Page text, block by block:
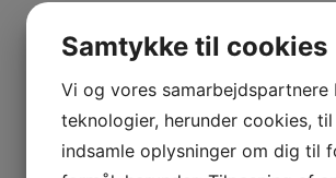
CARBO
Classic Blokke
Bullet Classic
Bullet Classic
Bullet Classic
Element Blokke
Element Blokke
Samtykke til cookies
Vi og vores samarbejdspartnere
teknologier, herunder cookies,
indsamle oplysninger om dig til